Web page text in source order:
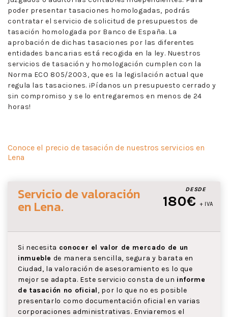
poder presentar tasaciones homologadas, podrás
contratar el servicio de solicitud de presupuestos de
tasación homologada por Banco de España. La
aprobación de dichas tasaciones por las diferentes
entidades bancarias está recogida en la ley. Nuestros
servicios de tasación y homologación cumplen con la
Norma ECO 805/2003, que es la legislación actual que
regula las tasaciones. ¡Pídanos un presupuesto cerrado y
sin compromiso y se lo entregaremos en menos de 24
horas!
Conoce el precio de tasación de nuestros servicios en
Lena
DESDE
180€ + IVA
Servicio de valoración
en Lena.
Si necesita conocer el valor de mercado de un
inmueble de manera sencilla, segura y barata en
Ciudad, la valoración de asesoramiento es lo que
mejor se adapta. Este servicio consta de un informe
de tasación no oficial, por lo que no es posible
presentarlo como documentación oficial en varias
corporaciones administrativas. Enviaremos el